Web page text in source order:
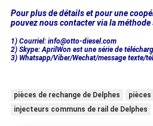
Pour plus de détails et pour une
pouvez nous contacter via la
1) Courriel: info@otto-diesel.com
2) Skype: AprilWon est une série de
3) Whatsapp/Viber/Wechat/message texte/
pièces de rechange de Delphes
injecteurs communs de rail de Delphes